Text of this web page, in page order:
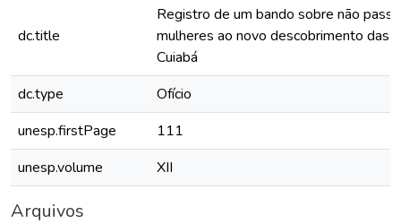
dc.title
Registro de um bando sobre não
mulheres ao novo descobrimento das
Cuiabá
dc.type
Ofício
unesp.firstPage
111
unesp.volume
XII
Arquivos